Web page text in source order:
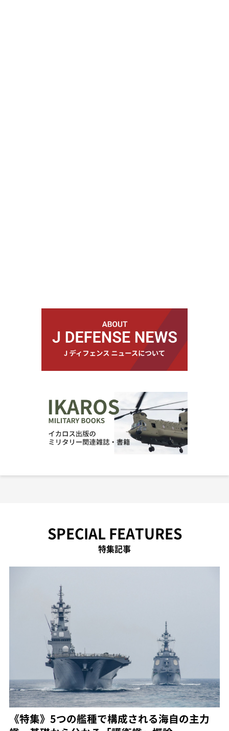
SPECIAL FEATURES
特集記事
《特集》5つの艦種で構成される海自の主力